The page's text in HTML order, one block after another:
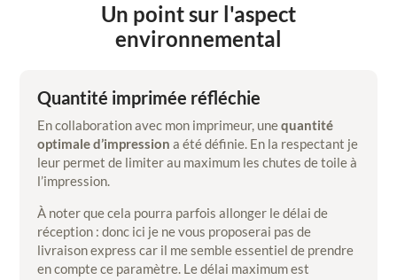
Un point sur l'aspect
environnemental
Quantité imprimée réfléchie
En collaboration avec mon imprimeur, unequantité
optimale d’impressiona été définie. En la respectant je
leur permet de limiter au maximum les chutes de toile à
l’impression.
À noter que cela pourra parfois allonger le délai de
réception : donc ici je ne vous proposerai pas de
livraison express car il me semble essentiel de prendre
en compte ce paramètre. Le délai maximum est